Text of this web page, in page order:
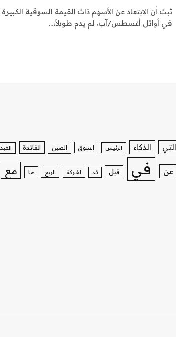
ثبت أن الابتعاد عن الأسهم ذات القيمة السوقية
في أوائل أغسطس/آب، لم يدم طويلاً،…
التي الذكاء الرئيس السوق الصين الفائدة
عن في قبل قد لشركة للربع ما مع